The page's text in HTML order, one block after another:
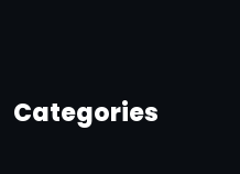
Categories